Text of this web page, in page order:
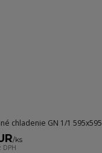
chladenie GN 1/1 595x595
/ks
DPH